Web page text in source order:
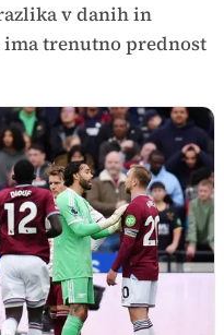
v danih in
trenutno prednost